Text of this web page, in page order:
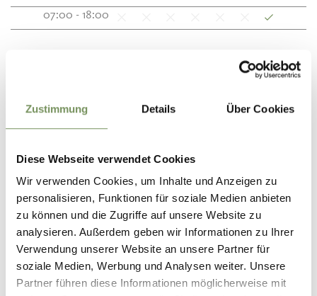
Zustimmung Details Über Cookies
Diese Webseite verwendet Cookies
Wir verwenden Cookies, um Inhalte und Anzeigen zu
personalisieren, Funktionen für soziale Medien anbieten
zu können und die Zugriffe auf unsere Website zu
analysieren. Außerdem geben wir Informationen zu Ihrer
Verwendung unserer Website an unsere Partner für
soziale Medien, Werbung und Analysen weiter. Unsere
Partner führen diese Informationen möglicherweise mit
07:00 - 18:00
06:30 - 18:00
07:00 - 18:00
Winter opening hours cafè:30.10. - 26.03.
Mon Tue Wed Thu Fri Sat
Sun
07:30 - 18:00
Contact